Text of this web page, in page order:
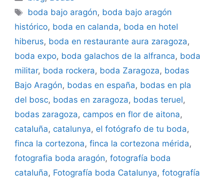
Etiquetas
boda bajo aragón, boda bajo aragón
histórico, boda en calanda, boda en hotel
hiberus, boda en restaurante aura zaragoza,
boda expo, boda galachos de la alfranca, boda
militar, boda rockera, boda Zaragoza, bodas
Bajo Aragón, bodas en españa, bodas en pla
del bosc, bodas en zaragoza, bodas teruel,
bodas zaragoza, campos en flor de aitona,
cataluña, catalunya, el fotógrafo de tu boda,
finca la cortezona, finca la cortezona mérida,
fotografia boda aragón, fotografía boda
cataluña, Fotografía boda Catalunya, fotografía